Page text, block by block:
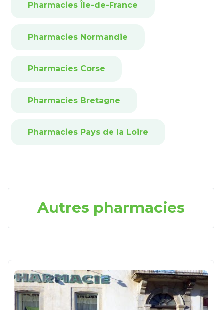
Pharmacies Île-de-France
Pharmacies Normandie
Pharmacies Corse
Pharmacies Bretagne
Pharmacies Pays de la Loire
Autres pharmacies